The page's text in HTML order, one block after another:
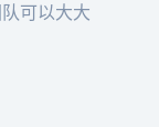
可以大大